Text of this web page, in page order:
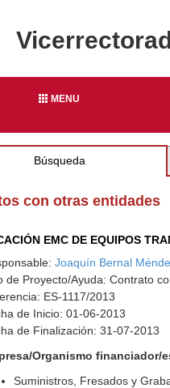
MENU
Búsqueda
con otras entidades
EMC DE EQUIPOS
Joaquín Bernal
de Proyecto/Ayuda: Contrato
ES-1117/2013
de Inicio: 01-06-2013
de Finalización: 31-07-2013
Organismo financiador/
Suministros, Fresados y